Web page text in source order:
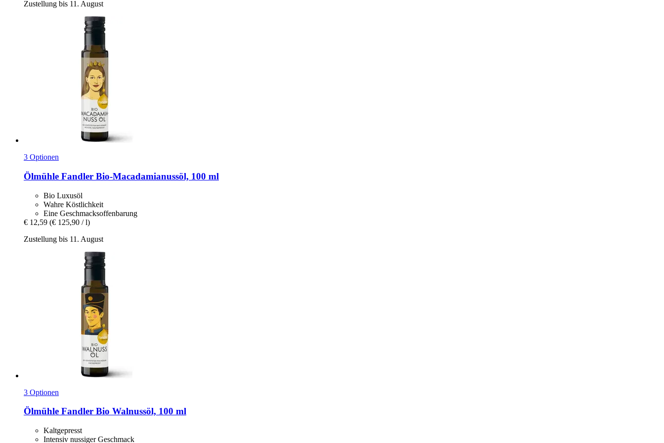
Zustellung bis 11. August
3 Optionen
Ölmühle Fandler Bio-​Macadamianussöl, 100 ml
Bio Luxusöl
Wahre Köstlichkeit
Eine Geschmacksoffenbarung
€ 12,59 (€ 125,90 / l)
Zustellung bis 11. August
3 Optionen
Ölmühle Fandler Bio Walnussöl, 100 ml
Kaltgepresst
Intensiv nussiger Geschmack